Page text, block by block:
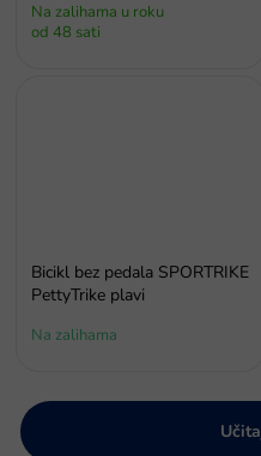
Na zalihama u roku
od 48 sati
Bicikl bez pedala SPORTRIKE
PettyTrike plavi
Na zalihama